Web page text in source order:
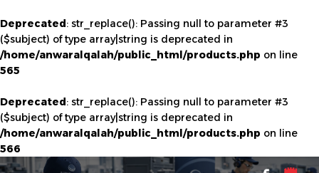
Deprecated: str_replace(): Passing null to parameter #3
($subject) of type array|string is deprecated in
/home/anwaralqalah/public_html/products.php on line
565
Deprecated: str_replace(): Passing null to parameter #3
($subject) of type array|string is deprecated in
/home/anwaralqalah/public_html/products.php on line
566